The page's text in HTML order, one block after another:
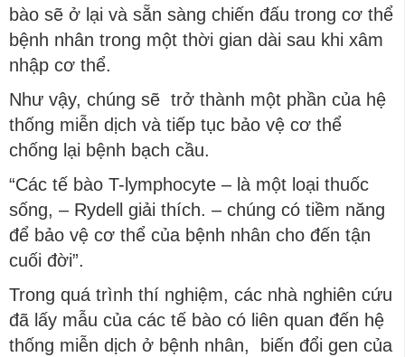
bào sẽ ở lại và sẵn sàng chiến đấu trong cơ thể
bệnh nhân trong một thời gian dài sau khi xâm
nhập cơ thể.
Như vậy, chúng sẽ trở thành một phần của hệ
thống miễn dịch và tiếp tục bảo vệ cơ thể
chống lại bệnh bạch cầu.
“Các tế bào T-lymphocyte – là một loại thuốc
sống, – Rydell giải thích. – chúng có tiềm năng
để bảo vệ cơ thể của bệnh nhân cho đến tận
cuối đời”.
Trong quá trình thí nghiệm, các nhà nghiên cứu
đã lấy mẫu của các tế bào có liên quan đến hệ
thống miễn dịch ở bệnh nhân, biến đổi gen của